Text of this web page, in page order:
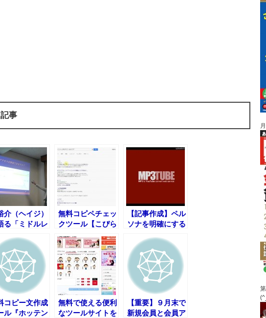
事
介（ヘイジ）
る「ミドルレ
的に活用すべ
無料コピペチェッ
クツール【こぴら
画で解説
【記事作成】ペル
ソナを明確にする
コピー文作成
ル『ホッテン
無料で使える便利
なツールサイトを
【重要】９月末で
新規会員と会員ア